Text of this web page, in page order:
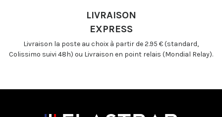
LIVRAISON
EXPRESS
Livraison la poste au choix à partir de 2.95 € (standard,
Colissimo suivi 48h) ou Livraison en point relais (Mondial Relay).